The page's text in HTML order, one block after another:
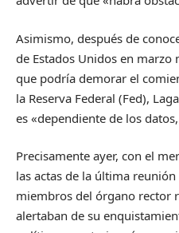
Asimismo, después de
de Estados Unidos en marzo
que podría demorar el
la Reserva Federal (Fed),
es «dependiente de los
Precisamente ayer, con el
las actas de la última
miembros del órgano rector
alertaban de su